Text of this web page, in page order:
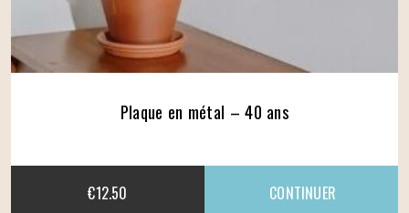
Plaque en métal – 40 ans
€12.50